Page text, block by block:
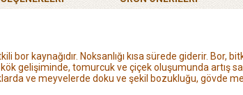
bor kaynağıdır. Noksanlığı kısa sürede giderir. Bor,
gelişiminde, tomurcuk ve çiçek oluşumunda artış
ve meyvelerde doku ve şekil bozukluğu, gövde